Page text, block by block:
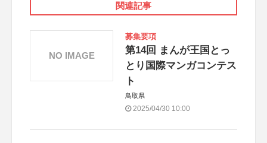
関連記事
募集要項
第14回 まんが王国とっ
とり国際マンガコンテス
ト
鳥取県
2025/04/30 10:00
NO IMAGE